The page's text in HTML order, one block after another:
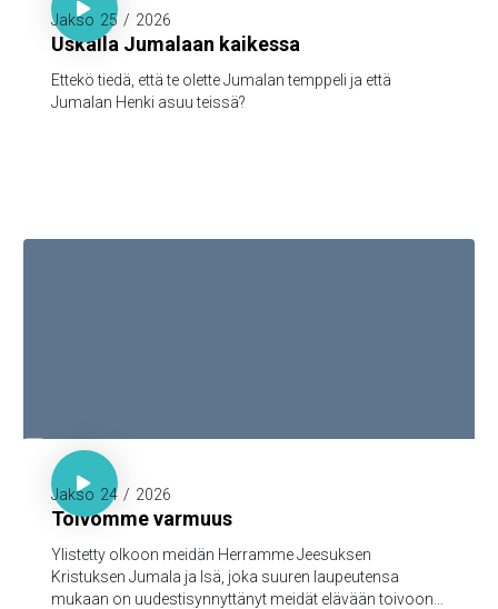

Jakso 25 / 2026
Uskalla Jumalaan kaikessa
Ettekö tiedä, että te olette Jumalan temppeli ja että
Jumalan Henki asuu teissä?
1. Piet. 1:3-5

Jakso 24 / 2026
Toivomme varmuus
Ylistetty olkoon meidän Herramme Jeesuksen
Kristuksen Jumala ja Isä, joka suuren laupeutensa
mukaan on uudestisynnyttänyt meidät elävään toivoon